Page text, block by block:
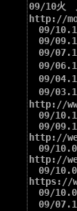
09/10火
http://
09/
09/
09/
09/
09/
09/
http://
09/
09/
http://
09/
http://
09/
https://
09/
09/